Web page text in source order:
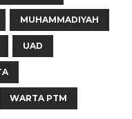
MUHAMMADIYAH
UAD
WARTA PTM